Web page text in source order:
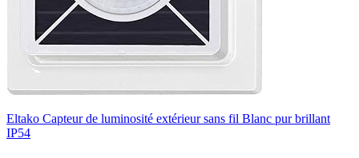
Eltako Capteur de luminosité extérieur sans fil Blanc pur brillant
IP54